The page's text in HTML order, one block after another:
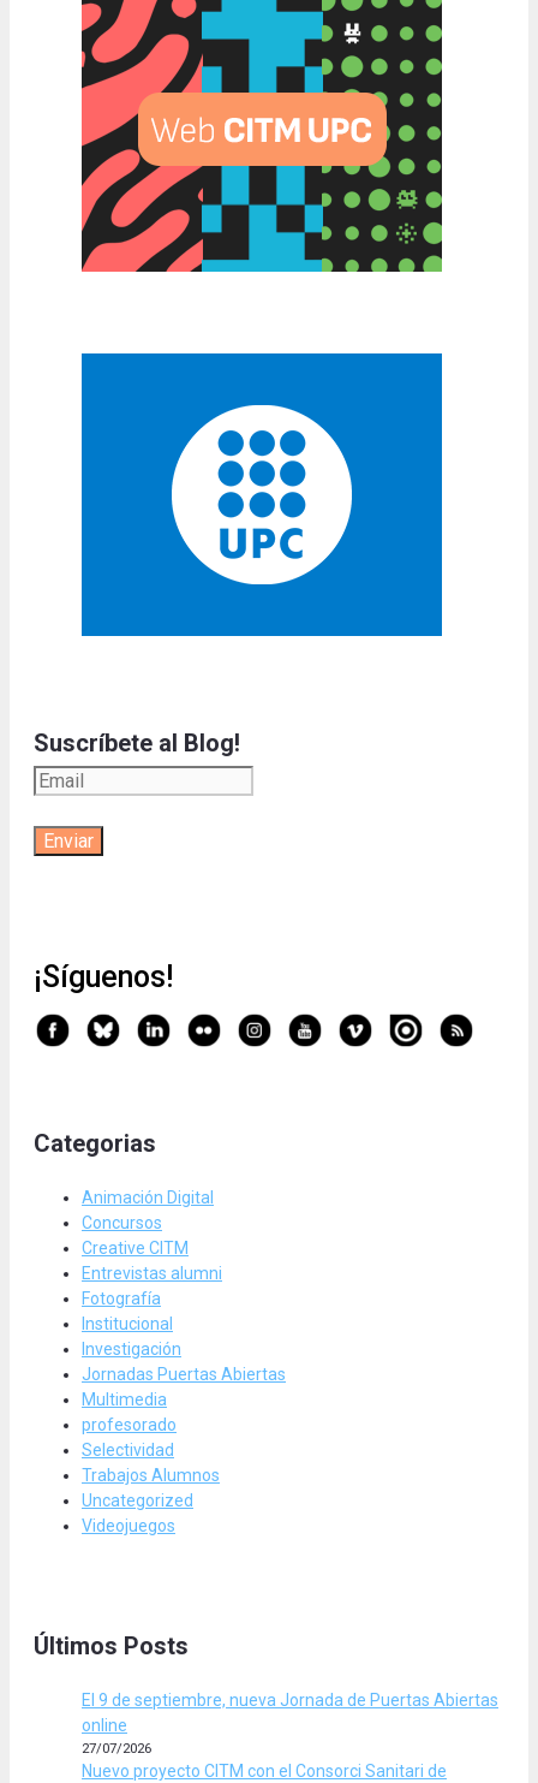
Suscríbete al Blog!
¡Síguenos!
Categorias
Animación Digital
Concursos
Creative CITM
Entrevistas alumni
Fotografía
Institucional
Investigación
Jornadas Puertas Abiertas
Multimedia
profesorado
Selectividad
Trabajos Alumnos
Uncategorized
Videojuegos
Últimos Posts
El 9 de septiembre, nueva Jornada de Puertas Abiertas
online
27/07/2026
Nuevo proyecto CITM con el Consorci Sanitari de